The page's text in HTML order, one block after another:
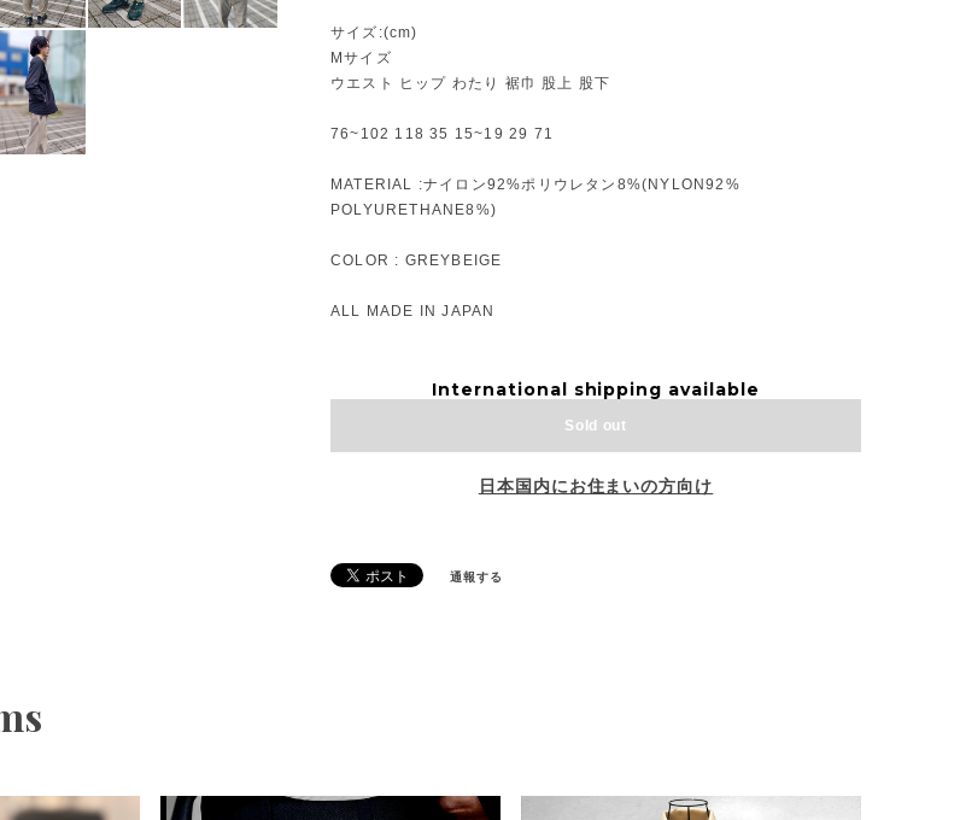
サイズ:(cm)
Mサイズ
ウエスト ヒップ わたり 裾巾 股上 股下
76~102 118 35 15~19 29 71
MATERIAL :ナイロン92%ポリウレタン8%(NYLON92%
POLYURETHANE8%)
COLOR : GREYBEIGE
ALL MADE IN JAPAN
International shipping available
Sold out
日本国内にお住まいの方向け
通報する